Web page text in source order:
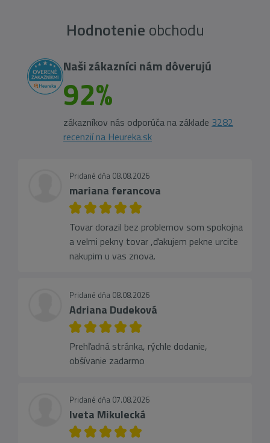
Hodnotenie obchodu
Naši zákazníci nám dôverujú
92%
zákazníkov nás odporúča na základe 3282
recenzií na Heureka.sk
Pridané dňa 08.08.2026
mariana ferancova
Tovar dorazil bez problemov som spokojna
a velmi pekny tovar ,ďakujem pekne urcite
nakupim u vas znova.
Pridané dňa 08.08.2026
Adriana Dudeková
Prehľadná stránka, rýchle dodanie,
obšívanie zadarmo
Pridané dňa 07.08.2026
Iveta Mikulecká